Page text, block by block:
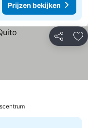
Prijzen bekijken
Delen